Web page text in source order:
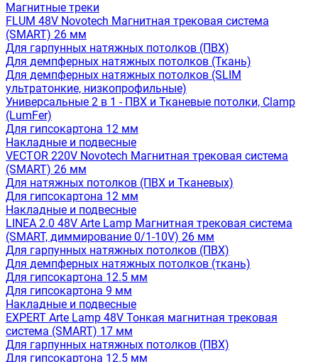
Магнитные треки
FLUM 48V Novotech Магнитная трековая система
(SMART) 26 мм
Для гарпунных натяжных потолков (ПВХ)
Для демпферных натяжных потолков (Ткань)
Для демпферных натяжных потолков (SLIM
ультратонкие, низкопрофильные)
Универсальные 2 в 1 - ПВХ и Тканевые потолки, Clamp
(LumFer)
Для гипсокартона 12 мм
Накладные и подвесные
VECTOR 220V Novotech Магнитная трековая система
(SMART) 26 мм
Для натяжных потолков (ПВХ и Тканевых)
Для гипсокартона 12 мм
Накладные и подвесные
LINEA 2.0 48V Arte Lamp Магнитная трековая система
(SMART, диммирование 0/1-10V) 26 мм
Для гарпунных натяжных потолков (ПВХ)
Для демпферных натяжных потолков (ткань)
Для гипсокартона 12.5 мм
Для гипсокартона 9 мм
Накладные и подвесные
EXPERT Arte Lamp 48V Тонкая магнитная трековая
система (SMART) 17 мм
Для гарпунных натяжных потолков (ПВХ)
Для гипсокартона 12.5 мм